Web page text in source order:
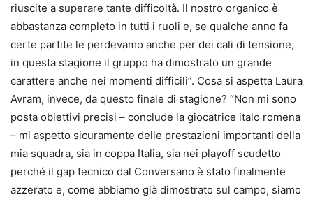
riuscite a superare tante difficoltà. Il nostro organico è
abbastanza completo in tutti i ruoli e, se qualche anno fa
certe partite le perdevamo anche per dei cali di tensione,
in questa stagione il gruppo ha dimostrato un grande
carattere anche nei momenti difficili”. Cosa si aspetta Laura
Avram, invece, da questo finale di stagione? “Non mi sono
posta obiettivi precisi – conclude la giocatrice italo romena
– mi aspetto sicuramente delle prestazioni importanti della
mia squadra, sia in coppa Italia, sia nei playoff scudetto
perché il gap tecnico dal Conversano è stato finalmente
azzerato e, come abbiamo già dimostrato sul campo, siamo